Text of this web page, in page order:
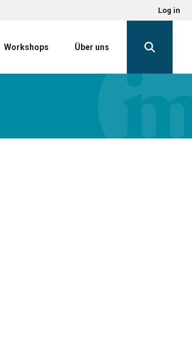
Log in
Workshops Über uns